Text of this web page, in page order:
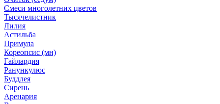
Смеси многолетних цветов
Тысячелистник
Лилия
Астильба
Примула
Кореопсис (мн)
Гайлардия
Ранункулюс
Буддлея
Сирень
Аренария